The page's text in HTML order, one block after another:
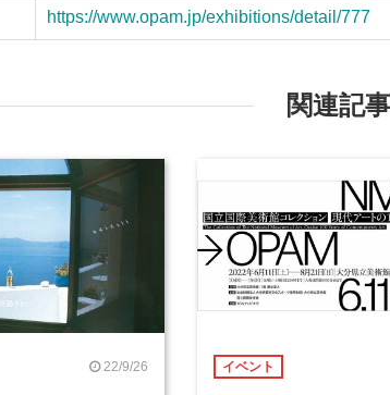
https://www.opam.jp/exhibitions/detail/777
関連記事
22/9/26 イベント